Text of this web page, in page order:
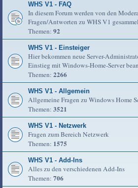
WHS V1 - FAQ
In diesem Forum werden von den
Fragen/Antworten zu WHS V1
Themen: 92
WHS V1 - Einsteiger
Hier bekommen neue Server-
Einstieg mit Windows-Home-Server
Themen: 2266
WHS V1 - Allgemein
Allgemeine Fragen zu Windows Home
Themen: 3521
WHS V1 - Netzwerk
Fragen zum Bereich Netzwerk
Themen: 1575
WHS V1 - Add-Ins
Alles zu den verschiedenen Add-Ins
Themen: 706